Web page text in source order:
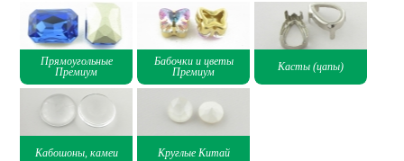
Прямоугольные
Премиум
Бабочки и цветы
Премиум
Касты (цапы)
Кабошоны, камеи Круглые Китай